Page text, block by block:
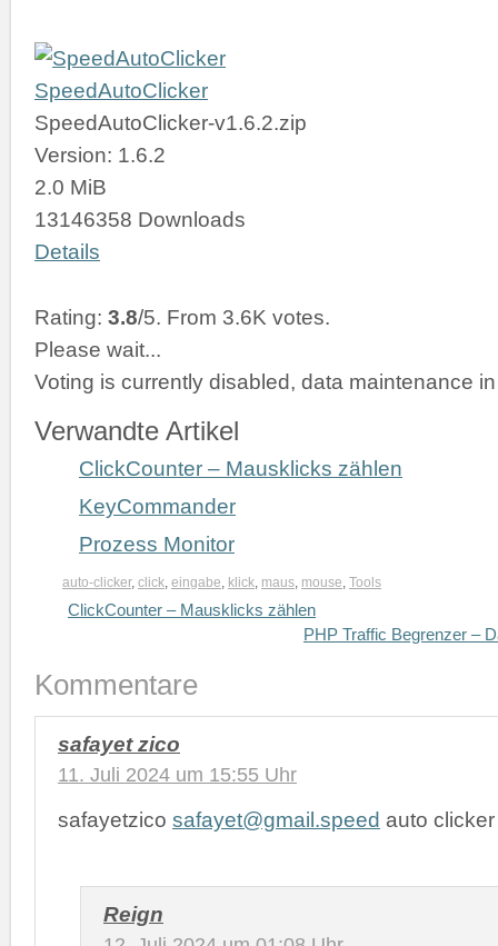
SpeedAutoClicker
SpeedAutoClicker-v1.6.2.zip
Version: 1.6.2
2.0 MiB
13146358 Downloads
Details
Rating: 3.8/5. From 3.6K votes.
Please wait...
Voting is currently disabled, data maintenance
Verwandte Artikel
ClickCounter – Mausklicks zählen
KeyCommander
Prozess Monitor
auto-clicker, click, eingabe, klick, maus, mouse, Tools
ClickCounter – Mausklicks zählen
PHP Traffic Begrenzer –
Kommentare
safayet zico
11. Juli 2024 um 15:55 Uhr
safayetzico safayet@gmail.speed auto clicker
Reign